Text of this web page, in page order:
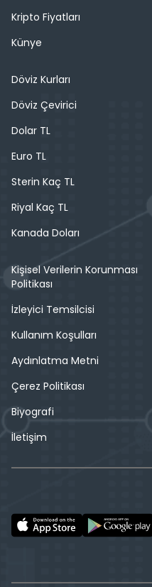
Kripto Fiyatları
Künye
Döviz Kurları
Döviz Çevirici
Dolar TL
Euro TL
Sterin Kaç TL
Riyal Kaç TL
Kanada Doları
Kişisel Verilerin Korunması
Politikası
İzleyici Temsilcisi
Kullanım Koşulları
Aydınlatma Metni
Çerez Politikası
Biyografi
İletişim